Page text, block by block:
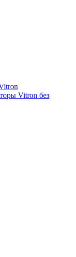
Vitron без